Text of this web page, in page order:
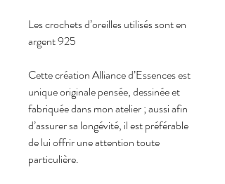
Les crochets d’oreilles utilisés sont en
argent 925
Cette création Alliance d’Essences est
unique originale pensée, dessinée et
fabriquée dans mon atelier ; aussi afin
d’assurer sa longévité, il est préférable
de lui offrir une attention toute
particulière.